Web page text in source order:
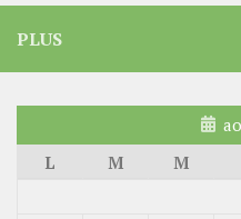
PLUS
L
M M